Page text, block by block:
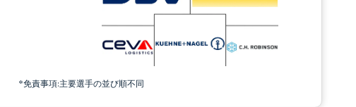
*免責事項:主要選手の並び順不同